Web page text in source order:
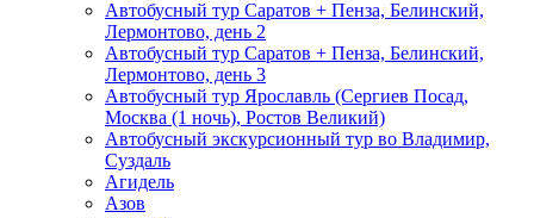
Автобусный тур Саратов + Пенза, Белинский,
Лермонтово, день 2
Автобусный тур Саратов + Пенза, Белинский,
Лермонтово, день 3
Автобусный тур Ярославль (Сергиев Посад,
Москва (1 ночь), Ростов Великий)
Автобусный экскурсионный тур во Владимир,
Суздаль
Агидель
Азов